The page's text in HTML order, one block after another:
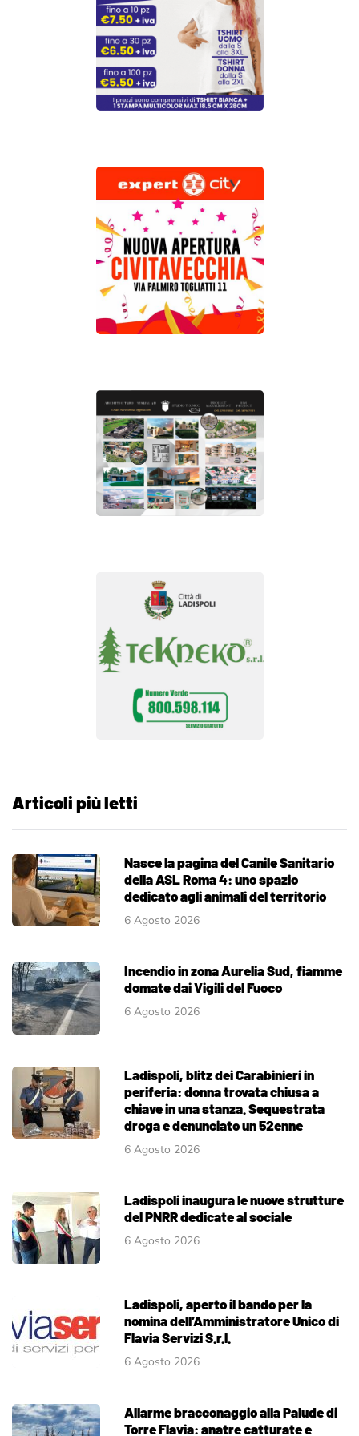
Articoli più letti
Nasce la pagina del Canile Sanitario
della ASL Roma 4: uno spazio
dedicato agli animali del territorio
6 Agosto 2026
Incendio in zona Aurelia Sud, fiamme
domate dai Vigili del Fuoco
6 Agosto 2026
Ladispoli, blitz dei Carabinieri in
periferia: donna trovata chiusa a
chiave in una stanza. Sequestrata
droga e denunciato un 52enne
6 Agosto 2026
Ladispoli inaugura le nuove strutture
del PNRR dedicate al sociale
6 Agosto 2026
Ladispoli, aperto il bando per la
nomina dell’Amministratore Unico di
Flavia Servizi S.r.l.
6 Agosto 2026
Allarme bracconaggio alla Palude di
Torre Flavia: anatre catturate e